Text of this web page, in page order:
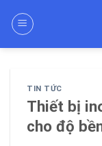
TIN TỨC
Thiết bị
cho độ